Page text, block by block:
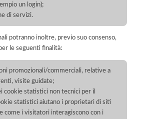
un login);
di servizi.
potranno inoltre, previo suo consenso,
le seguenti finalità:
promozionali/commerciali, relative a
visite guidate;
cookie statistici non tecnici per il
statistici aiutano i proprietari di siti
come i visitatori interagiscono con i